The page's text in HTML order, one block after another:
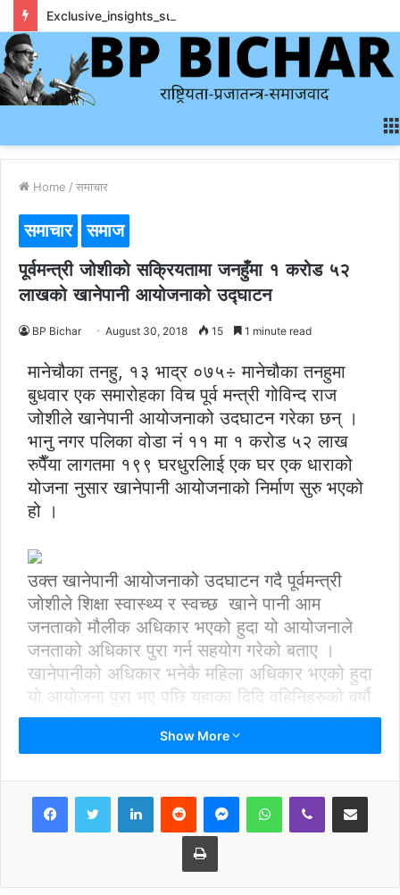
Home / समाचार
समाचार समाज
पूर्वमन्त्री जोशीको सक्रियतामा जनहुँमा १ करोड ५२
लाखको खानेपानी आयोजनाको उद्घाटन
BP Bichar August 30, 2018 15 1 minute read
मानेचौका तनहु, १३ भाद्र ०७५÷ मानेचौका तनहुमा
बुधवार एक समारोहका विच पूर्व मन्त्री गोविन्द राज
जोशीले खानेपानी आयोजनाको उदघाटन गरेका छन् ।
भानु नगर पलिका वोडा नं ११ मा १ करोड ५२ लाख
रुपैैँया लागतमा १९९ घरधुरलिाई एक घर एक धाराको
योजना नुसार खानेपानी आयोजनाको निर्माण सुरु भएको
हो ।
उक्त खानेपानी आयोजनाको उदघाटन गदै पूर्वमन्त्री
जोशीले शिक्षा स्वास्थ्य र स्वच्छ खाने पानी आम
जनताको मौलीक अधिकार भएको हुदा यो आयोजनाले
जनताको अधिकार पुरा गर्न सहयोग गरेको बताए ।
खानेपानीको अधिकार भनेकै महिला अधिकार भएको हुदा
यो आयोजना पुरा भए पछि यहाका दिदि वहिनिहरुको वर्षौ
देखिको चाहना र आवशयकता पुरा भएको उल्लेख गरे ।
खाने पानी आयोजनाका सभापति राजेन्द्र राज जोशीको
महामन्त्री आनन्द राज त्रीपाठी भानु नगर पलिका वोडा
नं ११ का वोडा अध्यक्ष तारा नरेश पौडेल , खानेपानी
कार्यालय तनहुका प्रमुख चक्रपाणि आचार्यले
आयोजनाको महत्व वारे प्रकाश पारेका थिए ।
Show More
LinkedInReddit MessengerWhatsAppViber Share via Email
Print